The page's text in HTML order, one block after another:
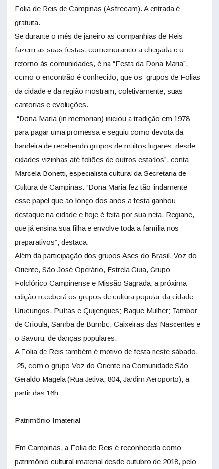
Folia de Reis de Campinas (Asfrecam). A entrada é
gratuita.
Se durante o mês de janeiro as companhias de Reis
fazem as suas festas, comemorando a chegada e o
retorno às comunidades, é na “Festa da Dona Maria”,
como o encontrão é conhecido, que os grupos de Folias
da cidade e da região mostram, coletivamente, suas
cantorias e evoluções.
“Dona Maria (in memorian) iniciou a tradição em 1978
para pagar uma promessa e seguiu como devota da
bandeira de recebendo grupos de muitos lugares, desde
cidades vizinhas até foliões de outros estados”, conta
Marcela Bonetti, especialista cultural da Secretaria de
Cultura de Campinas. “Dona Maria fez tão lindamente
esse papel que ao longo dos anos a festa ganhou
destaque na cidade e hoje é feita por sua neta, Regiane,
que já ensina sua filha e envolve toda a família nos
preparativos”, destaca.
Além da participação dos grupos Ases do Brasil, Voz do
Oriente, São José Operário, Estrela Guia, Grupo
Folclórico Campinense e Missão Sagrada, a próxima
edição receberá os grupos de cultura popular da cidade:
Urucungos, Puítas e Quijengues; Baque Mulher; Tambor
de Crioula; Samba de Bumbo, Caixeiras das Nascentes e
o Savuru, de danças populares.
A Folia de Reis também é motivo de festa neste sábado,
25, com o grupo Voz do Oriente na Comunidade São
Geraldo Magela (Rua Jetiva, 804, Jardim Aeroporto), a
partir das 16h.
Patrimônio Imaterial
Em Campinas, a Folia de Reis é reconhecida como
patrimônio cultural imaterial desde outubro de 2018, pelo